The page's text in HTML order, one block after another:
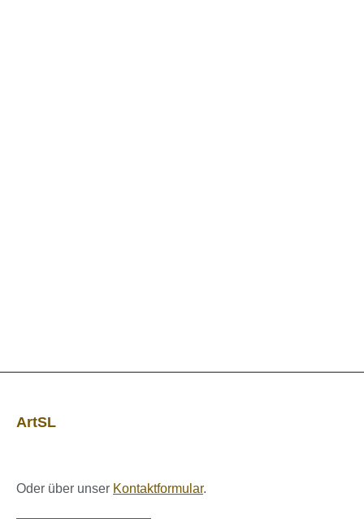
ArtSL
Oder über unser Kontaktformular.